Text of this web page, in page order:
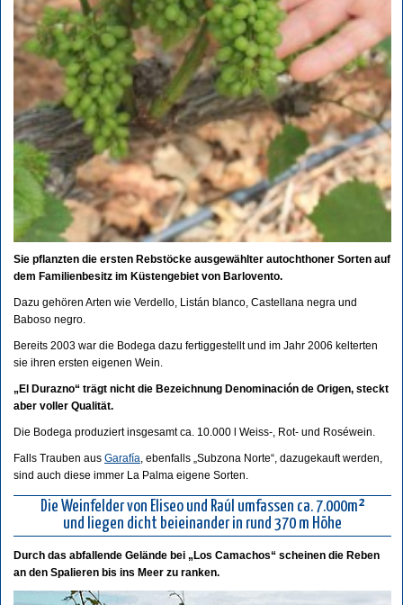
Sie pflanzten die ersten Rebstöcke ausgewählter autochthoner Sorten auf
dem Familienbesitz im Küstengebiet von Barlovento.
Dazu gehören Arten wie Verdello, Listán blanco, Castellana negra und
Baboso negro.
Bereits 2003 war die Bodega dazu fertiggestellt und im Jahr 2006 kelterten
sie ihren ersten eigenen Wein.
„El Durazno“ trägt nicht die Bezeichnung Denominación de Origen, steckt
aber voller Qualität.
Die Bodega produziert insgesamt ca. 10.000 l Weiss-, Rot- und Roséwein.
Falls Trauben aus Garafía , ebenfalls „Subzona Norte“, dazugekauft werden,
sind auch diese immer La Palma eigene Sorten.
Die Weinfelder von Eliseo und Raúl umfassen ca. 7.000m²
und liegen dicht beieinander in rund 370 m Höhe
Durch das abfallende Gelände bei „Los Camachos“ scheinen die Reben
an den Spalieren bis ins Meer zu ranken.